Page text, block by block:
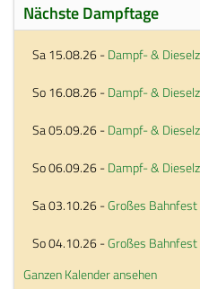
Nächste Dampftage
Sa 15.08.26-Dampf- &
So 16.08.26-Dampf- &
Sa 05.09.26-Dampf- &
So 06.09.26-Dampf- &
Sa 03.10.26-Großes
So 04.10.26-Großes
Ganzen Kalender ansehen